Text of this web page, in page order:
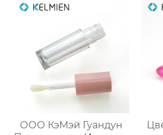
ООО КэМэй Гуандун